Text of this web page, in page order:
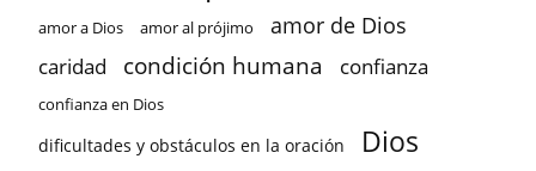
amor a Dios amor al prójimo amor de Dios
caridad condición humana confianza
confianza en Dios
dificultades y obstáculos en la oración Dios